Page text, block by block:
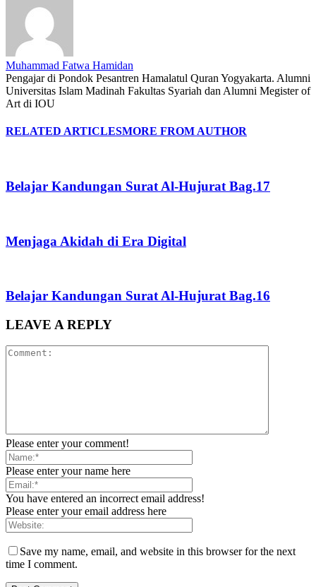
Muhammad Fatwa Hamidan
Pengajar di Pondok Pesantren Hamalatul Quran Yogyakarta. Alumni
Universitas Islam Madinah Fakultas Syariah dan Alumni Megister of
Art di IOU
RELATED ARTICLESMORE FROM AUTHOR
Belajar Kandungan Surat Al-Hujurat Bag.17
Menjaga Akidah di Era Digital
Belajar Kandungan Surat Al-Hujurat Bag.16
LEAVE A REPLY
Please enter your comment!
Please enter your name here
You have entered an incorrect email address!
Please enter your email address here
Save my name, email, and website in this browser for the next
time I comment.